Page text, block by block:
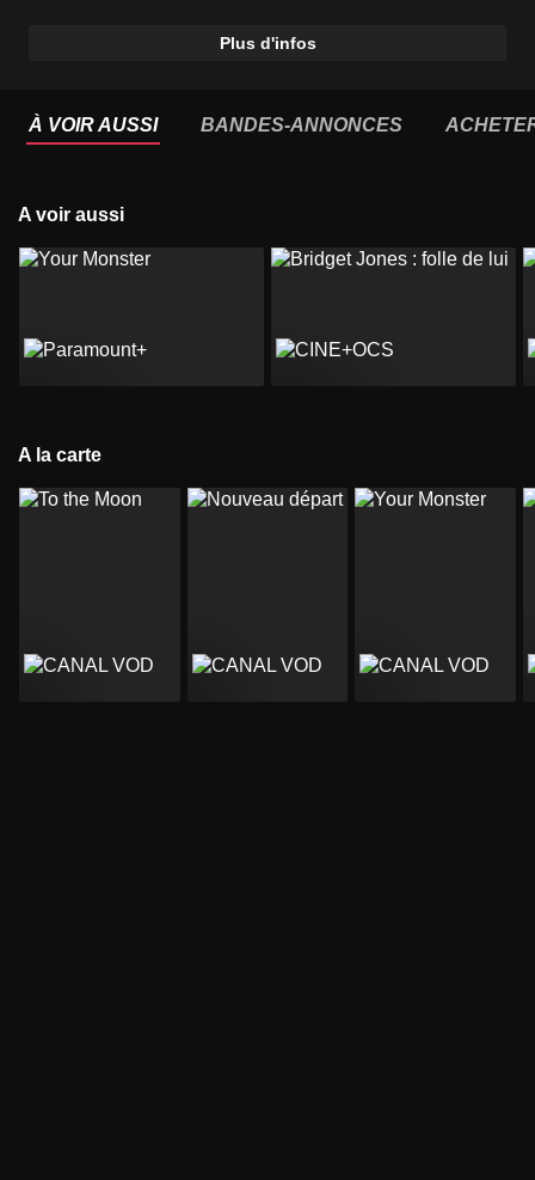
Plus d'infos
À VOIR AUSSI BANDES-ANNONCES
A voir aussi
A la carte